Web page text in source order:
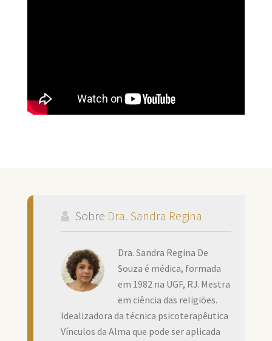
Sobre Dra. Sandra Regina
Dra. Sandra Regina De
Souza é médica, formada
em 1982 na UGF, RJ. Mestra
em ciência das religiões.
Idealizadora da técnica psicoterapêutica
Vínculos da Alma que pode ser aplicada